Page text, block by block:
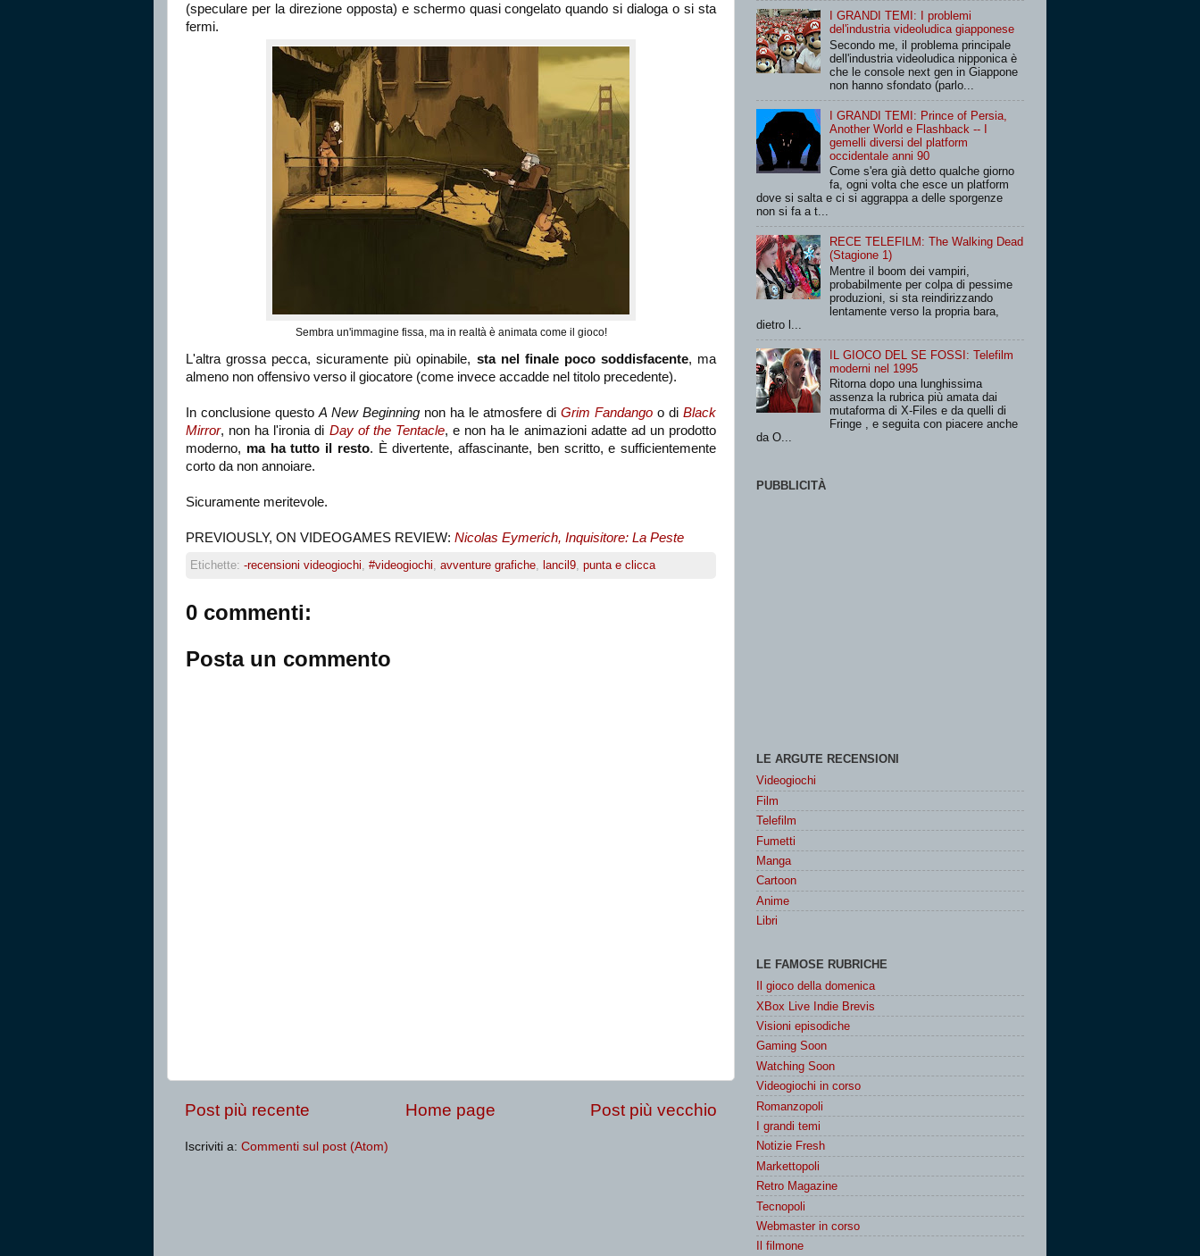
(speculare per la direzione opposta) e schermo quasi congelato quando si dialoga o si sta
fermi.
Sembra un'immagine fissa, ma in realtà è animata come il gioco!
L'altra grossa pecca, sicuramente più opinabile, sta nel finale poco soddisfacente, ma
almeno non offensivo verso il giocatore (come invece accadde nel titolo precedente).
In conclusione questo A New Beginning non ha le atmosfere di Grim Fandango o di Black
Mirror, non ha l'ironia di Day of the Tentacle, e non ha le animazioni adatte ad un prodotto
moderno, ma ha tutto il resto. È divertente, affascinante, ben scritto, e sufficientemente
corto da non annoiare.
Sicuramente meritevole.
PREVIOUSLY, ON VIDEOGAMES REVIEW: Nicolas Eymerich, Inquisitore: La Peste
Etichette: -recensioni videogiochi, #videogiochi, avventure grafiche, lancil9, punta e clicca
0 commenti:
Posta un commento
Post più recente Post più vecchio
Home page
Iscriviti a: Commenti sul post (Atom)
I GRANDI TEMI: I problemi
del'industria videoludica giapponese
Secondo me, il problema principale
dell'industria videoludica nipponica è
che le console next gen in Giappone
non hanno sfondato (parlo...
I GRANDI TEMI: Prince of Persia,
Another World e Flashback -- I
gemelli diversi del platform
occidentale anni 90
Come s'era già detto qualche giorno
fa, ogni volta che esce un platform
dove si salta e ci si aggrappa a delle sporgenze
non si fa a t...
RECE TELEFILM: The Walking Dead
(Stagione 1)
Mentre il boom dei vampiri,
probabilmente per colpa di pessime
produzioni, si sta reindirizzando
lentamente verso la propria bara,
dietro l...
IL GIOCO DEL SE FOSSI: Telefilm
moderni nel 1995
Ritorna dopo una lunghissima
assenza la rubrica più amata dai
mutaforma di X-Files e da quelli di
Fringe , e seguita con piacere anche
da O...
PUBBLICITÀ
LE ARGUTE RECENSIONI
Videogiochi
Film
Telefilm
Fumetti
Manga
Cartoon
Anime
Libri
LE FAMOSE RUBRICHE
Il gioco della domenica
XBox Live Indie Brevis
Visioni episodiche
Gaming Soon
Watching Soon
Videogiochi in corso
Romanzopoli
I grandi temi
Notizie Fresh
Markettopoli
Retro Magazine
Tecnopoli
Webmaster in corso
Il filmone